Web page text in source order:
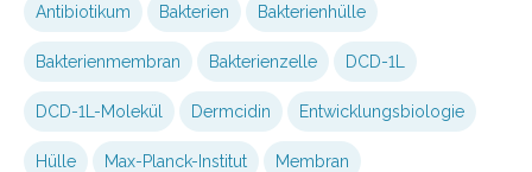
Antibiotikum Bakterien Bakterienhülle
Bakterienmembran Bakterienzelle DCD-1L
DCD-1L-Molekül Dermcidin Entwicklungsbiologie
Hülle Max-Planck-Institut Membran